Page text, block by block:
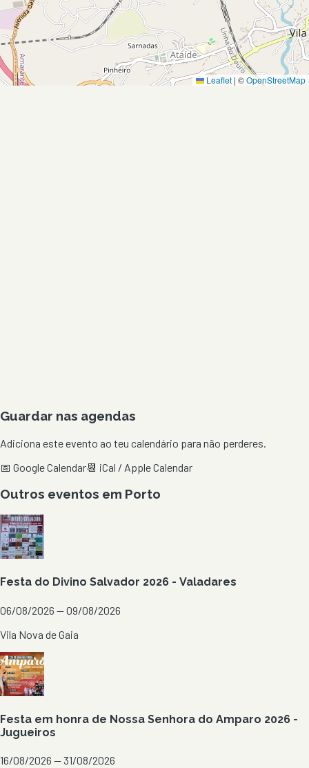
Leaflet | ©OpenStreetMap
Guardar nas agendas
Adiciona este evento ao teu calendário para não perderes.
📅 Google Calendar📆 iCal / Apple Calendar
Outros eventos em Porto
Festa do Divino Salvador 2026 - Valadares
06/08/2026 — 09/08/2026
Vila Nova de Gaia
Festa em honra de Nossa Senhora do Amparo 2026 -
Jugueiros
16/08/2026 — 31/08/2026